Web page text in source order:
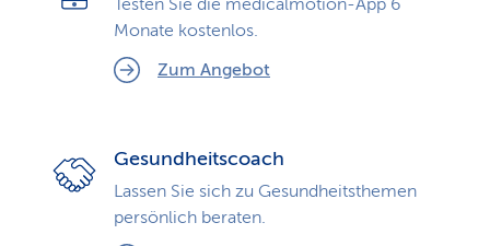
Testen Sie die medicalmotion-App 6
Monate kostenlos.
Zum Angebot
Gesundheitscoach
Lassen Sie sich zu Gesundheits­themen
persönlich beraten.